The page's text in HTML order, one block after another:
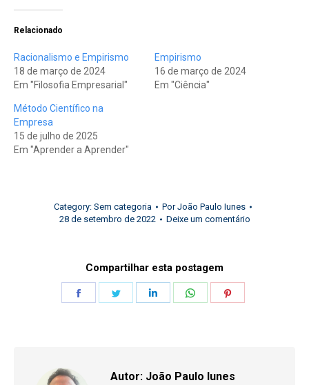
Relacionado
Racionalismo e Empirismo
18 de março de 2024
Em "Filosofia Empresarial"
Empirismo
16 de março de 2024
Em "Ciência"
Método Científico na
Empresa
15 de julho de 2025
Em "Aprender a Aprender"
Category: Sem categoria PorJoão Paulo Iunes
28 de setembro de 2022
Deixe um comentário
Compartilhar esta postagem
Autor: João Paulo Iunes